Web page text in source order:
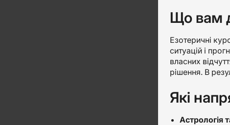
Що вам
Езотеричні
ситуацій і
власних
рішення. В
Які
Астрологія